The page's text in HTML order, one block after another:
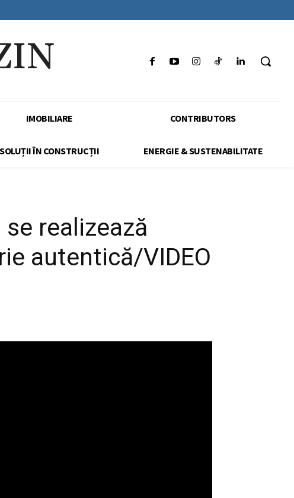
IMOBILIARE CONTRIBUTORS
SOLUȚII ÎN CONSTRUCȚII ENERGIE & SUSTENABILITATE
realizează
autentică/VIDEO